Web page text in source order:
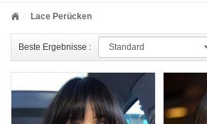
Lace Perücken
Beste Ergebnisse :